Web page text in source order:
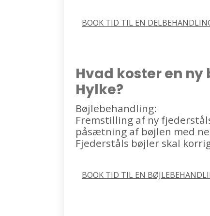
BOOK TID TIL EN
Hvad koster en
Hylke?
Bøjlebehandling:
Fremstilling af ny
påsætning af bøjlen med
Fjederståls bøjler skal
BOOK TID TIL EN